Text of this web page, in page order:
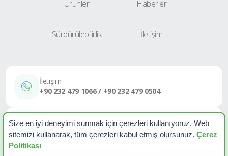
Ürünler
Sürdürülebilirlik
Haberler
İletişim
İletişim
+90 232 479 1066 / +90 232 479 0504
E-Posta
sales@etapplastik.com
Size en iyi deneyimi sunmak için çerezleri kullanıyoruz. Web
sitemizi kullanarak, tüm çerezleri kabul etmiş olursunuz. Çerez
Politikası